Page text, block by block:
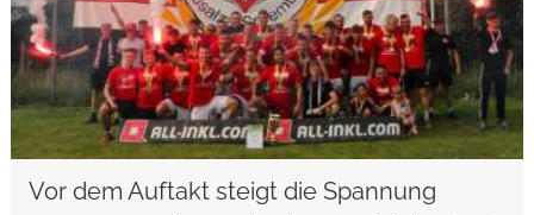
Vor dem Auftakt steigt die Spannung